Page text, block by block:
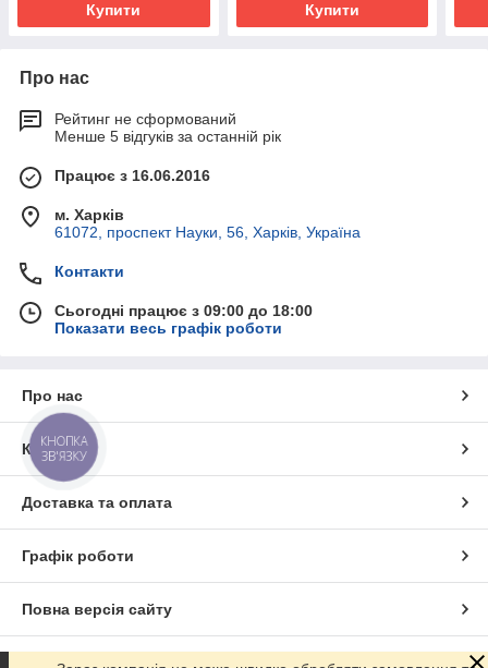
Купити Купити
Про нас
Рейтинг не сформований
Менше 5 відгуків за останній рік
Працює з 16.06.2016
м. Харків
61072, проспект Науки, 56, Харків, Україна
Контакти
Сьогодні працює з 09:00 до 18:00
Показати весь графік роботи
Про нас
Контакти
Доставка та оплата
Графік роботи
Повна версія сайту
Сайт створено на маркетплейсіProm.ua
КНОПКА
ЗВ'ЯЗКУ